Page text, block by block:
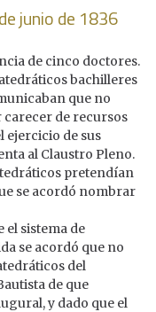
junio de 1836
de cinco doctores.
bachilleres
que no
de recursos
ejercicio de sus
al Claustro Pleno.
pretendían
se acordó nombrar
sistema de
se acordó que no
del
de que
y dado que el